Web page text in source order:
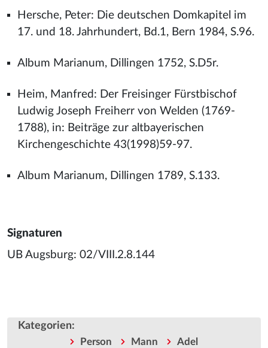
Hersche, Peter: Die deutschen Domkapitel im
17. und 18. Jahrhundert, Bd.1, Bern 1984, S.96.
Album Marianum, Dillingen 1752, S.D5r.
Heim, Manfred: Der Freisinger Fürstbischof
Ludwig Joseph Freiherr von Welden (1769-
1788), in: Beiträge zur altbayerischen
Kirchengeschichte 43(1998)59-97.
Album Marianum, Dillingen 1789, S.133.
Signaturen
UB Augsburg: 02/VIII.2.8.144
Kategorien:
Person Mann
Adel